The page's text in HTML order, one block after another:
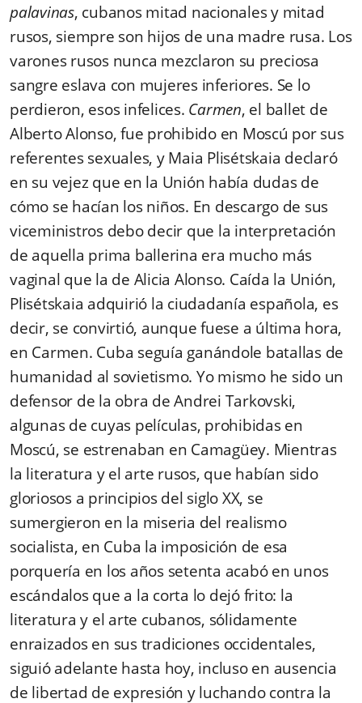
palavinas, cubanos mitad nacionales y mitad
rusos, siempre son hijos de una madre rusa. Los
varones rusos nunca mezclaron su preciosa
sangre eslava con mujeres inferiores. Se lo
perdieron, esos infelices. Carmen, el ballet de
Alberto Alonso, fue prohibido en Moscú por sus
referentes sexuales, y Maia Plisétskaia declaró
en su vejez que en la Unión había dudas de
cómo se hacían los niños. En descargo de sus
viceministros debo decir que la interpretación
de aquella prima ballerina era mucho más
vaginal que la de Alicia Alonso. Caída la Unión,
Plisétskaia adquirió la ciudadanía española, es
decir, se convirtió, aunque fuese a última hora,
en Carmen. Cuba seguía ganándole batallas de
humanidad al sovietismo. Yo mismo he sido un
defensor de la obra de Andrei Tarkovski,
algunas de cuyas películas, prohibidas en
Moscú, se estrenaban en Camagüey. Mientras
la literatura y el arte rusos, que habían sido
gloriosos a principios del siglo XX, se
sumergieron en la miseria del realismo
socialista, en Cuba la imposición de esa
porquería en los años setenta acabó en unos
escándalos que a la corta lo dejó frito: la
literatura y el arte cubanos, sólidamente
enraizados en sus tradiciones occidentales,
siguió adelante hasta hoy, incluso en ausencia
de libertad de expresión y luchando contra la